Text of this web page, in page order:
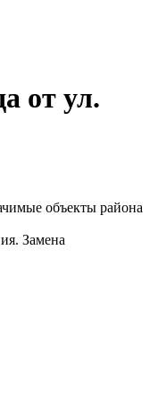
от ул.
объекты района
Замена